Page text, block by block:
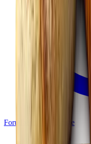
Forudbestil 1-365 dage